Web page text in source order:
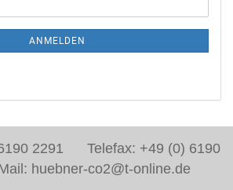
ANMELDEN
2291 Telefax: +49 (0) 6190
huebner-co2@t-online.de